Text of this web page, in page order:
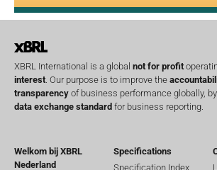
XBRL International is a global not for profit
interest. Our purpose is to improve the
transparency of business performance globally,
data exchange standard for business reporting.
Welkom bij XBRL
Nederland
Specifications
Specification Index